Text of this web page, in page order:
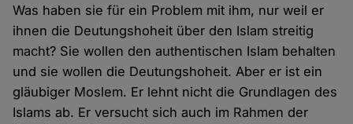
Was haben sie für ein Problem mit ihm, nur weil er
ihnen die Deutungshoheit über den Islam streitig
macht? Sie wollen den authentischen Islam behalten
und sie wollen die Deutungshoheit. Aber er ist ein
gläubiger Moslem. Er lehnt nicht die Grundlagen des
Islams ab. Er versucht sich auch im Rahmen der